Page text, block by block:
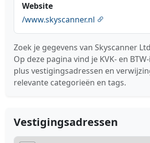
Website
/www.skyscanner.nl
Zoek je gegevens van Skyscanner
Op deze pagina vind je KVK- en
plus vestigingsadressen en
relevante categorieën en tags.
Vestigingsadressen